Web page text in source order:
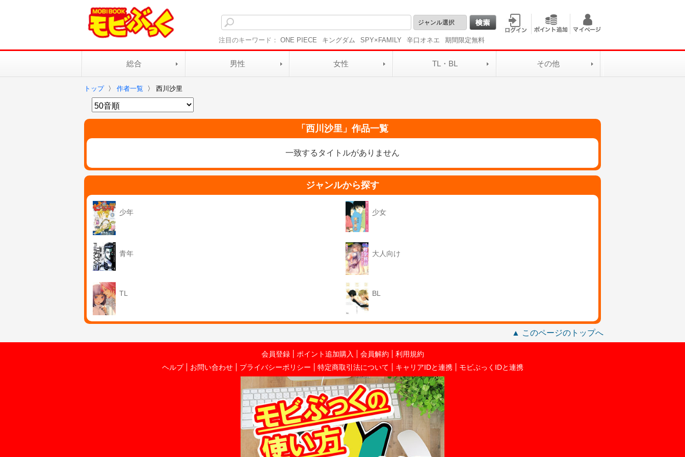
注目のキーワード： ONE PIECE キングダム SPY×FAMILY 辛口オネエ 期間限定無料
総合 男性 女性 TL・BL その他
トップ 〉 作者一覧 〉 西川沙里
「 西川沙里」作品一覧
一致するタイトルがありません
ジャンルから探す
少年 少女
青年 大人向け
TL BL
▲ このページのトップへ
会員登録 ポイント追加購入 会員解約
利用規約
ヘルプ
お問い合わせ プライバシーポリシー 特定商取引法について キャリアIDと連携 モビぶっくIDと連携